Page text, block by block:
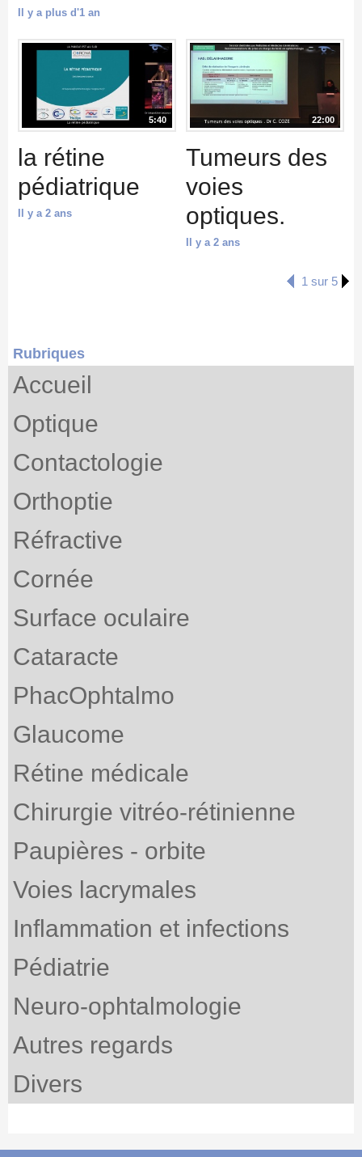
Il y a plus d'1 an
5:40
la rétine
pédiatrique
Il y a 2 ans
22:00
Tumeurs des
voies
optiques.
Il y a 2 ans
1 sur 5
Rubriques
Accueil
Optique
Contactologie
Orthoptie
Réfractive
Cornée
Surface oculaire
Cataracte
PhacOphtalmo
Glaucome
Rétine médicale
Chirurgie vitréo-rétinienne
Paupières - orbite
Voies lacrymales
Inflammation et infections
Pédiatrie
Neuro-ophtalmologie
Autres regards
Divers